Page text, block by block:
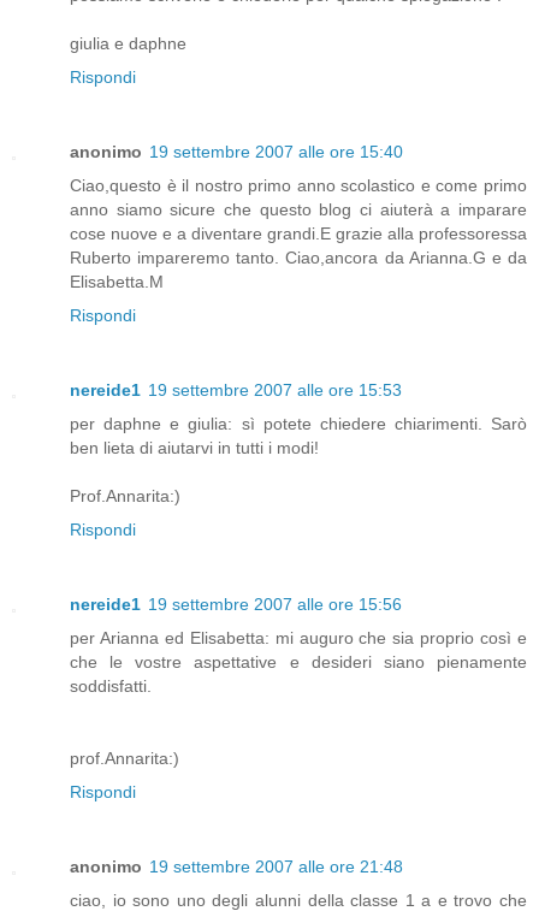
giulia e daphne
Rispondi
anonimo 19 settembre 2007 alle ore 15:40
Ciao,questo è il nostro primo anno scolastico e come primo
anno siamo sicure che questo blog ci aiuterà a imparare
cose nuove e a diventare grandi.E grazie alla professoressa
Ruberto impareremo tanto. Ciao,ancora da Arianna.G e da
Elisabetta.M
Rispondi
nereide1 19 settembre 2007 alle ore 15:53
per daphne e giulia: sì potete chiedere chiarimenti. Sarò
ben lieta di aiutarvi in tutti i modi!
Prof.Annarita:)
Rispondi
nereide1 19 settembre 2007 alle ore 15:56
per Arianna ed Elisabetta: mi auguro che sia proprio così e
che le vostre aspettative e desideri siano pienamente
soddisfatti.
prof.Annarita:)
Rispondi
anonimo 19 settembre 2007 alle ore 21:48
ciao, io sono uno degli alunni della classe 1 a e trovo che